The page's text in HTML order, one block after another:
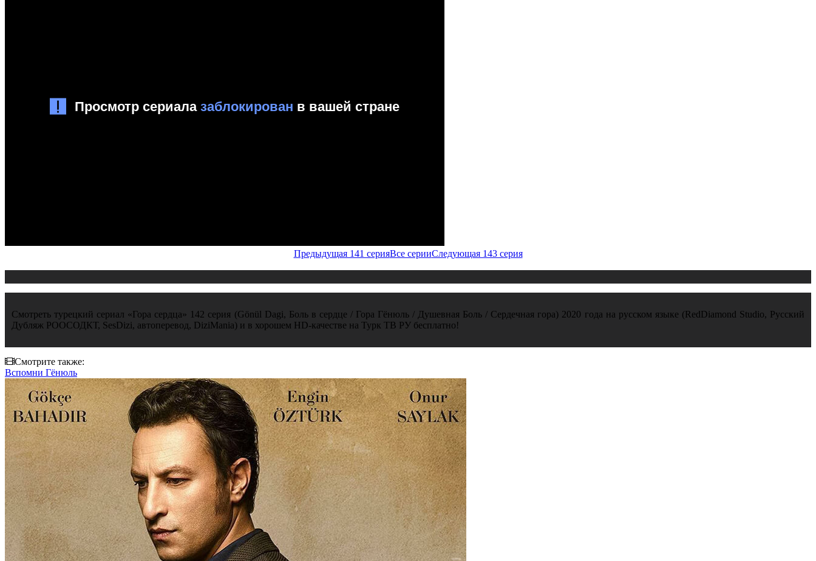
Предыдущая 141 серияВсе серииСледующая 143 серия
Смотреть турецкий сериал «Гора сердца» 142 серия (Gönül Dagi, Боль в сердце / Гора Гёнюль / Душевная Боль / Сердечная гора) 2020 года на русском языке (RedDiamond Studio, Русский
Дубляж РООСОДКТ, SesDizi, автоперевод, DiziMania) и в хорошем HD-качестве на Турк ТВ РУ бесплатно!
Смотрите также:
Вспомни Гёнюль